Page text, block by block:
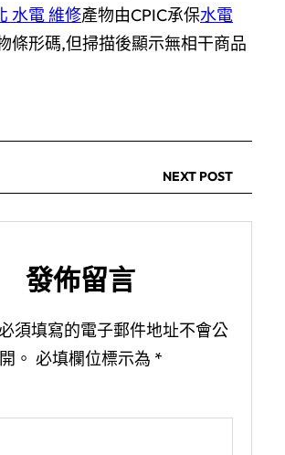
水電 維修產物由CPIC承保水電
條形碼,但掃描後顯示無相干商品
NEXT POST
發佈留言
須填寫的電子郵件地址不會公
開。 必填欄位標示為 *